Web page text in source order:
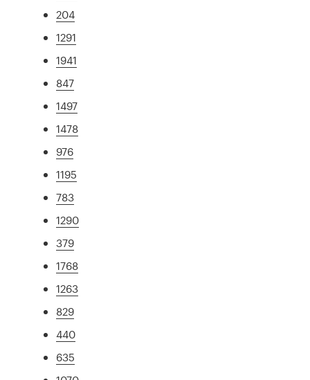
204
1291
1941
847
1497
1478
976
1195
783
1290
379
1768
1263
829
440
635